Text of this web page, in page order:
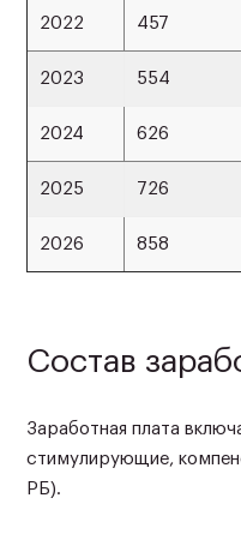
2022 457
2023 554
2024 626
2025 726
2026 858
Состав
Заработная плата
стимулирующие,
РБ).